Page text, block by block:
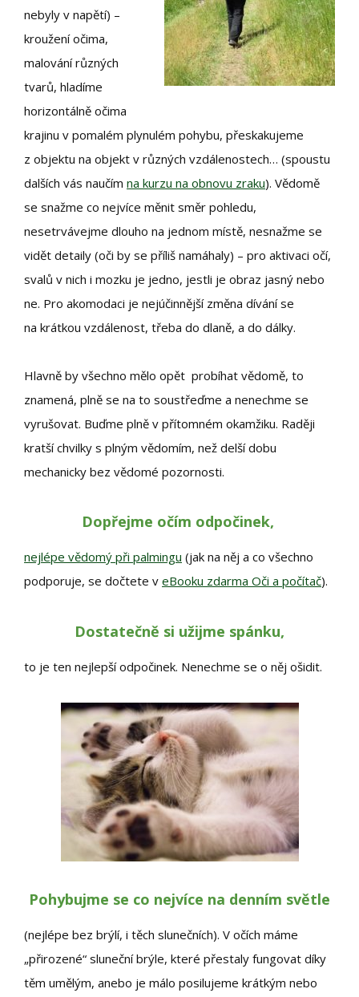
nebyly v napětí) –
kroužení očima,
malování různých
tvarů, hladíme
horizontálně očima
krajinu v pomalém plynulém pohybu, přeskakujeme
z objektu na objekt v různých vzdálenostech… (spoustu
dalších vás naučím na kurzu na obnovu zraku). Vědomě
se snažme co nejvíce měnit směr pohledu,
nesetrvávejme dlouho na jednom místě, nesnažme se
vidět detaily (oči by se příliš namáhaly) – pro aktivaci očí,
svalů v nich i mozku je jedno, jestli je obraz jasný nebo
ne. Pro akomodaci je nejúčinnější změna dívání se
na krátkou vzdálenost, třeba do dlaně, a do dálky.
Hlavně by všechno mělo opět probíhat vědomě, to
znamená, plně se na to soustřeďme a nenechme se
vyrušovat. Buďme plně v přítomném okamžiku. Raději
kratší chvilky s plným vědomím, než delší dobu
mechanicky bez vědomé pozornosti.
Dopřejme očím odpočinek,
nejlépe vědomý při palmingu (jak na něj a co všechno
podporuje, se dočtete v eBooku zdarma Oči a počítač).
Dostatečně si užijme spánku,
to je ten nejlepší odpočinek. Nenechme se o něj ošidit.
Pohybujme se co nejvíce na denním světle
(nejlépe bez brýlí, i těch slunečních). V očích máme
„přirozené“ sluneční brýle, které přestaly fungovat díky
těm umělým, anebo je málo posilujeme krátkým nebo